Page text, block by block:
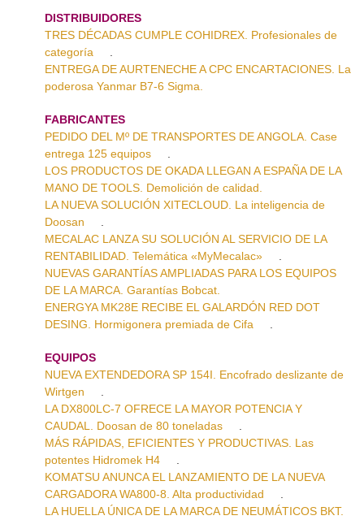
DISTRIBUIDORES
TRES DÉCADAS CUMPLE COHIDREX. Profesionales de
categoría
ENTREGA DE AURTENECHE A CPC ENCARTACIONES. La
poderosa Yanmar B7-6 Sigma.
FABRICANTES
PEDIDO DEL Mº DE TRANSPORTES DE ANGOLA. Case
entrega 125 equipos
LOS PRODUCTOS DE OKADA LLEGAN A ESPAÑA DE LA
MANO DE TOOLS. Demolición de calidad.
LA NUEVA SOLUCIÓN XITECLOUD. La inteligencia de
Doosan
MECALAC LANZA SU SOLUCIÓN AL SERVICIO DE LA
RENTABILIDAD. Telemática «MyMecalac»
NUEVAS GARANTÍAS AMPLIADAS PARA LOS EQUIPOS
DE LA MARCA. Garantías Bobcat.
ENERGYA MK28E RECIBE EL GALARDÓN RED DOT
DESING. Hormigonera premiada de Cifa
EQUIPOS
NUEVA EXTENDEDORA SP 154I. Encofrado deslizante de
Wirtgen
LA DX800LC-7 OFRECE LA MAYOR POTENCIA Y
CAUDAL. Doosan de 80 toneladas
MÁS RÁPIDAS, EFICIENTES Y PRODUCTIVAS. Las
potentes Hidromek H4
KOMATSU ANUNCA EL LANZAMIENTO DE LA NUEVA
CARGADORA WA800-8. Alta productividad
LA HUELLA ÚNICA DE LA MARCA DE NEUMÁTICOS BKT.